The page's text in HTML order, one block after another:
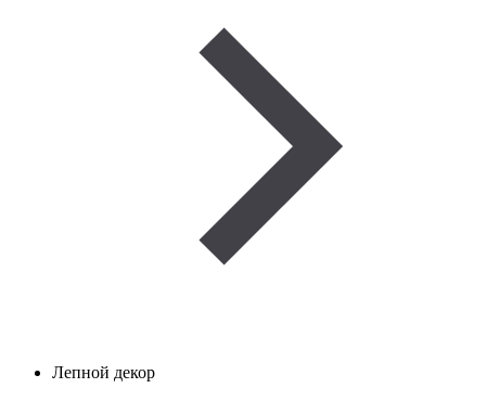
Лепной декор